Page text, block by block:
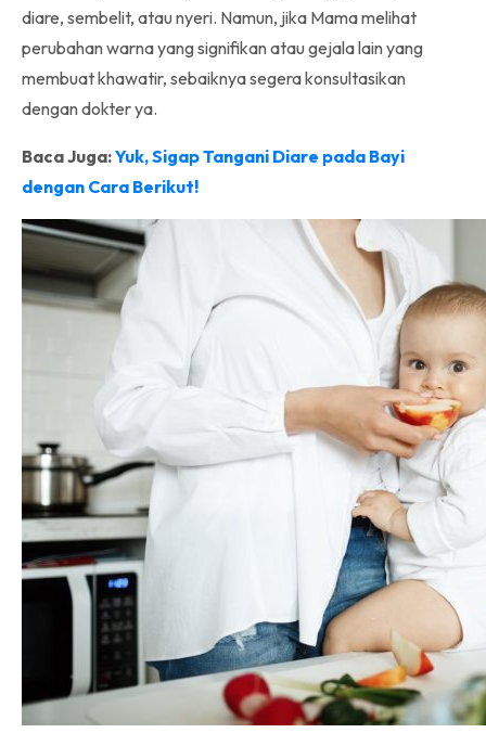
diare, sembelit, atau nyeri. Namun, jika Mama melihat
perubahan warna yang signifikan atau gejala lain yang
membuat khawatir, sebaiknya segera konsultasikan
dengan dokter ya.
Baca Juga:Yuk, Sigap Tangani Diare pada Bayi
dengan Cara Berikut!